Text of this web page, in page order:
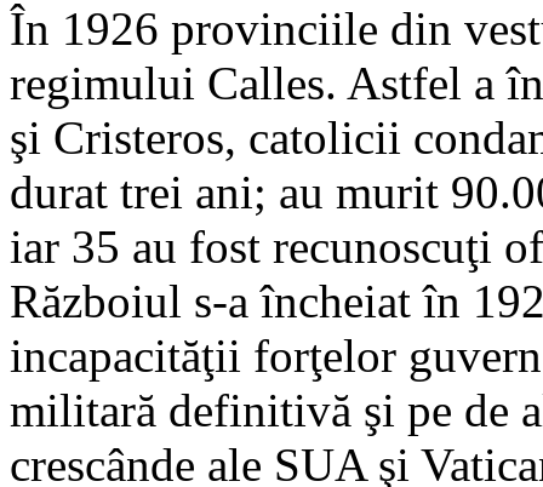
În 1926 provinciile din
regimului Calles. Astfel a
şi Cristeros, catolicii
durat trei ani; au murit
iar 35 au fost recunoscuţi
Războiul s-a încheiat în
incapacităţii forţelor
militară definitivă şi pe de
crescânde ale SUA şi